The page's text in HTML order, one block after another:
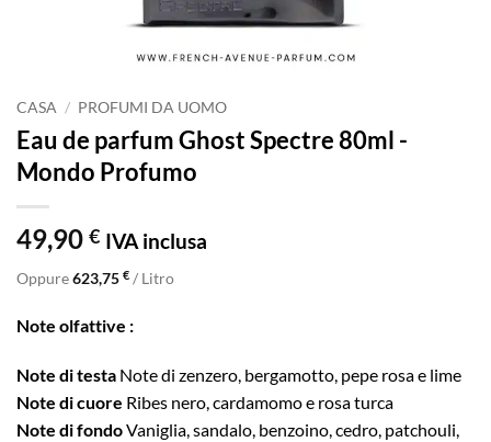
CASA / PROFUMI DA UOMO
Eau de parfum Ghost Spectre 80ml -
Mondo Profumo
49,90 € IVA inclusa
Oppure623,75 € / Litro
Note olfattive :
Note di testa Note di zenzero, bergamotto, pepe rosa e lime
Note di cuore Ribes nero, cardamomo e rosa turca
Note di fondoVaniglia, sandalo, benzoino, cedro, patchouli,